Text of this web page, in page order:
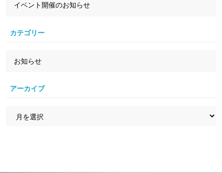
イベント開催のお知らせ
カテゴリー
お知らせ
アーカイブ